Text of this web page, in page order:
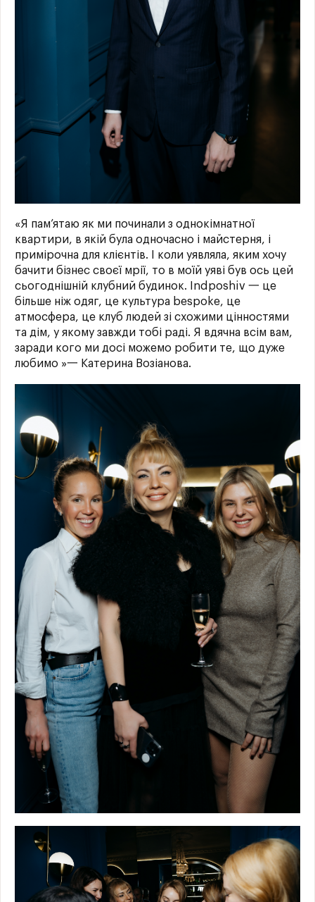
«Я пам’ятаю як ми починали з однокімнатної
квартири, в якій була одночасно і майстерня, і
примірочна для клієнтів. І коли уявляла, яким хочу
бачити бізнес своєї мрії, то в моїй уяві був ось цей
сьогоднішній клубний будинок. Indposhiv 一 це
більше ніж одяг, це культура bespoke, це
атмосфера, це клуб людей зі схожими цінностями
та дім, у якому завжди тобі раді. Я вдячна всім вам,
заради кого ми досі можемо робити те, що дуже
любимо »一 Катерина Возіанова.